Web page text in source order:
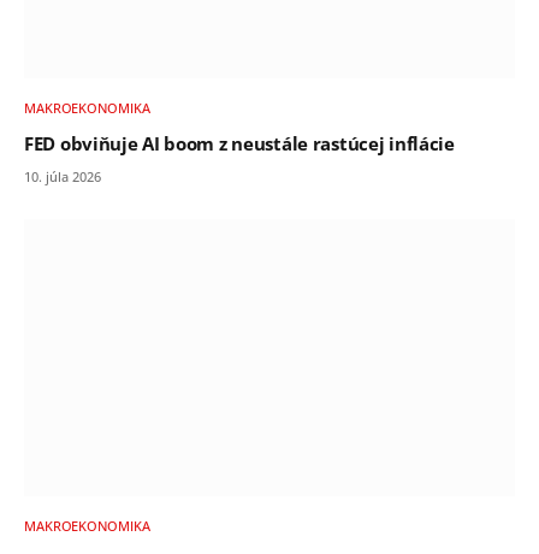
MAKROEKONOMIKA
FED obviňuje AI boom z neustále rastúcej inflácie
10. júla 2026
MAKROEKONOMIKA